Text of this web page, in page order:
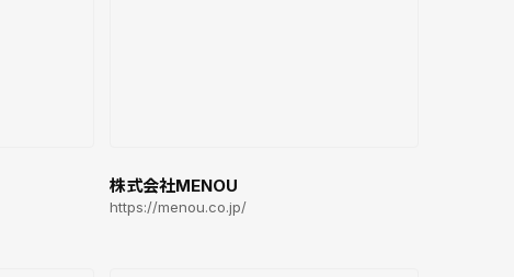
株式会社MENOU
https://menou.co.jp/